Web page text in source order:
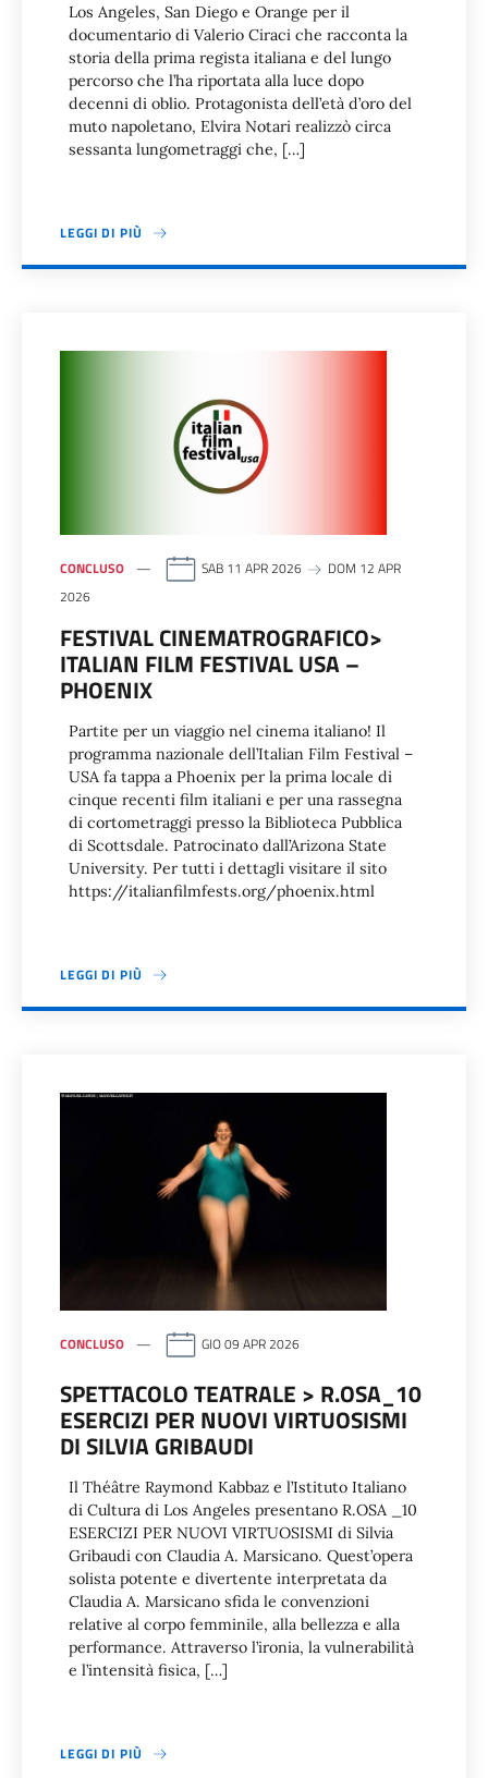
Los Angeles, San Diego e Orange per il
documentario di Valerio Ciraci che racconta la
storia della prima regista italiana e del lungo
percorso che l’ha riportata alla luce dopo
decenni di oblio. Protagonista dell’età d’oro del
muto napoletano, Elvira Notari realizzò circa
sessanta lungometraggi che, […]
LEGGI DI PIÙ
CONCLUSO SAB 11 APR 2026
DOM 12 APR
2026
FESTIVAL CINEMATROGRAFICO>
ITALIAN FILM FESTIVAL USA –
PHOENIX
Partite per un viaggio nel cinema italiano! Il
programma nazionale dell’Italian Film Festival –
USA fa tappa a Phoenix per la prima locale di
cinque recenti film italiani e per una rassegna
di cortometraggi presso la Biblioteca Pubblica
di Scottsdale. Patrocinato dall’Arizona State
University. Per tutti i dettagli visitare il sito
https://italianfilmfests.org/phoenix.html
LEGGI DI PIÙ
CONCLUSO GIO 09 APR 2026
SPETTACOLO TEATRALE > R.OSA_10
ESERCIZI PER NUOVI VIRTUOSISMI
DI SILVIA GRIBAUDI
Il Théâtre Raymond Kabbaz e l’Istituto Italiano
di Cultura di Los Angeles presentano R.OSA _10
ESERCIZI PER NUOVI VIRTUOSISMI di Silvia
Gribaudi con Claudia A. Marsicano. Quest’opera
solista potente e divertente interpretata da
Claudia A. Marsicano sfida le convenzioni
relative al corpo femminile, alla bellezza e alla
performance. Attraverso l’ironia, la vulnerabilità
e l’intensità fisica, […]
LEGGI DI PIÙ